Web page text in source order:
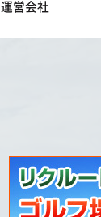
運営会社